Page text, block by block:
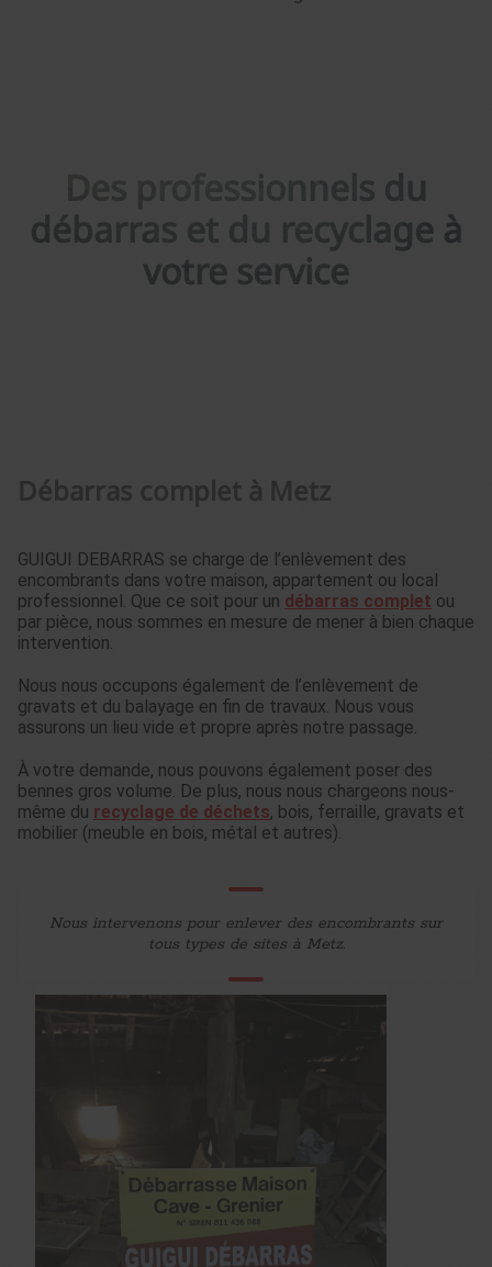
Des professionnels du
débarras et du recyclage à
votre service
Débarras complet à Metz
GUIGUI DEBARRAS se charge de l’enlèvement des
encombrants dans votre maison, appartement ou local
professionnel. Que ce soit pour un débarras complet ou
par pièce, nous sommes en mesure de mener à bien chaque
intervention.
Nous nous occupons également de l’enlèvement de
gravats et du balayage en fin de travaux. Nous vous
assurons un lieu vide et propre après notre passage.
À votre demande, nous pouvons également poser des
bennes gros volume. De plus, nous nous chargeons nous-
même du recyclage de déchets, bois, ferraille, gravats et
mobilier (meuble en bois, métal et autres).
Nous intervenons pour enlever des encombrants sur
tous types de sites à Metz.